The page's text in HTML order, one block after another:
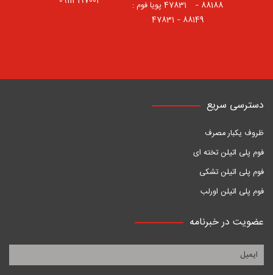
88188 – 47831⠀ پویا فوم :
88149 – 47831
دسترسی سریع
ظروف یکبار مصرف
فوم پلی اتیلن تخته ای
فوم پلی اتیلن تشکی
فوم پلی اتیلن اورلب
عضویت در خبرنامه